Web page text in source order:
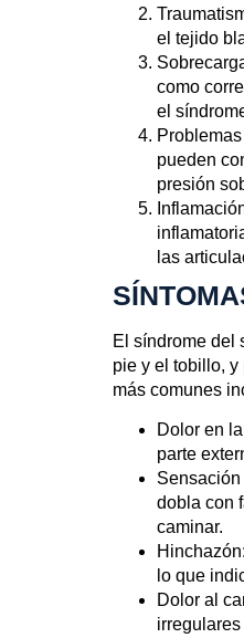
el tejido
como
el
pueden
presión
las
El síndrome del
pie y el tobillo,
más comunes
Dolor en
parte
dobla con
caminar.
Hinchazón
lo que
Dolor al